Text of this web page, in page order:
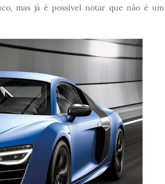
mas já é possível notar que não é um